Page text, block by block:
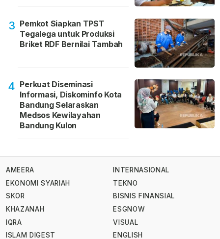
3 Pemkot Siapkan TPST
Tegalega untuk Produksi
Briket RDF Bernilai Tambah
4 Perkuat Diseminasi
Informasi, Diskominfo Kota
Bandung Selaraskan
Medsos Kewilayahan
Bandung Kulon
AMEERA
EKONOMI SYARIAH
SKOR
KHAZANAH
IQRA
ISLAM DIGEST
INTERNASIONAL
TEKNO
BISNIS FINANSIAL
ESGNOW
VISUAL
ENGLISH